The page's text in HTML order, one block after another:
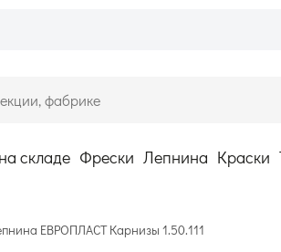
складе Фрески Лепнина Краски
ЕВРОПЛАСТ Карнизы 1.50.111